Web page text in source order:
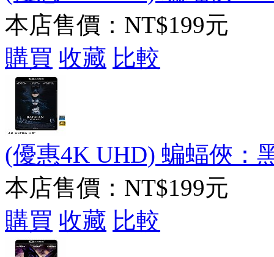
本店售價： NT$199元
購買 收藏 比較
(優惠4K UHD) 蝙蝠俠：
本店售價： NT$199元
購買 收藏 比較